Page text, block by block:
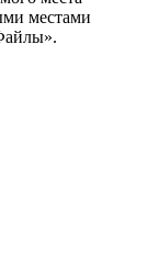
местами